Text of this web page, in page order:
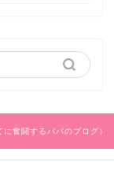
』で一日中
奮闘するパパのブログ）